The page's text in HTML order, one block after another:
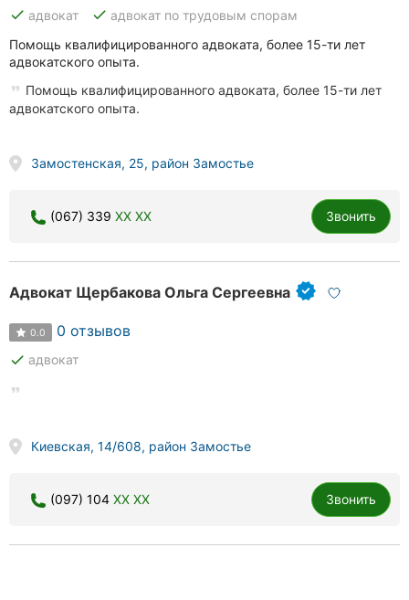
done адвокат done адвокат по трудовым спорам
Помощь квалифицированного адвоката, более 15-ти лет
адвокатского опыта.
Помощь квалифицированного адвоката, более 15-ти лет
адвокатского опыта.
Замостенская, 25, район Замостье
(067) 339 XX XX Звонить
Адвокат Щербакова Ольга Сергеевна
0.0 0 отзывов
done адвокат
Киевская, 14/608, район Замостье
(097) 104 XX XX Звонить